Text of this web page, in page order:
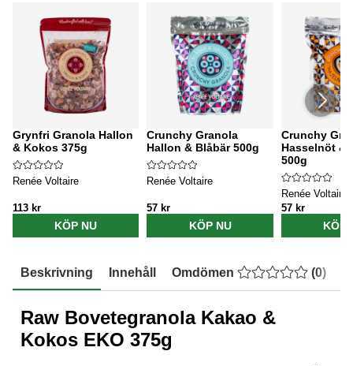
Grynfri Granola Hallon
& Kokos 375g
Renée Voltaire
113 kr
KÖP NU
Crunchy Granola
Hallon & Blåbär 500g
Renée Voltaire
57 kr
KÖP NU
Crunchy
Hasselnöt &
500g
Renée Voltaire
57 kr
KÖP
Beskrivning Innehåll Omdömen (0)
Raw Bovetegranola Kakao &
Kokos EKO 375g